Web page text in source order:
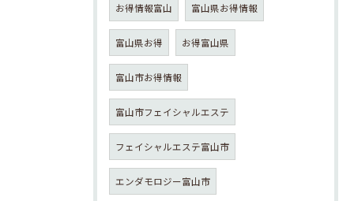
お得情報富山 富山県お得情報
富山県お得 お得富山県
富山市お得情報
富山市フェイシャルエステ
フェイシャルエステ富山市
エンダモロジー富山市